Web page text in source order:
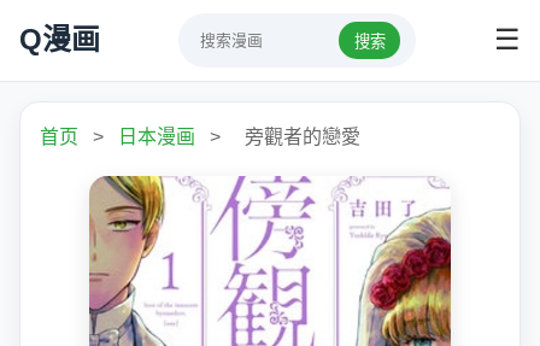
Q漫画 搜索 ☰
首页 > 日本漫画 > 旁觀者的戀愛